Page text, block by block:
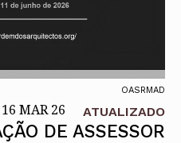
OASRMAD
16 MAR 26 ATUALIZADO
DE ASSESSOR